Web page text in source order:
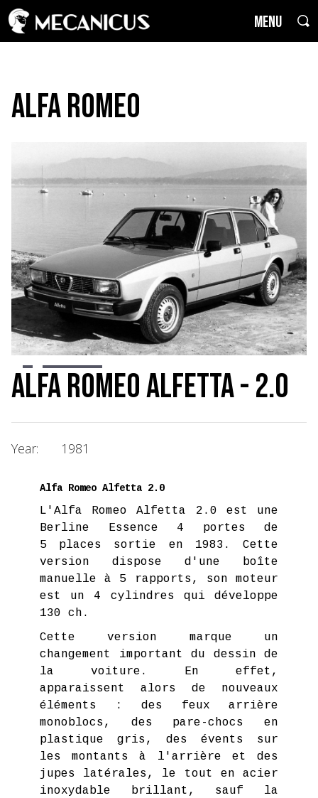
MENU
Alfa Romeo
Alfa Romeo Alfetta - 2.0
Year: 1981
Alfa Romeo Alfetta 2.0
L'Alfa Romeo Alfetta 2.0 est une
Berline Essence 4 portes de
5 places sortie en 1983. Cette
version dispose d'une boîte
manuelle à 5 rapports, son moteur
est un 4 cylindres qui développe
130 ch.
Cette version marque un
changement important du dessin de
la voiture. En effet,
apparaissent alors de nouveaux
éléments : des feux arrière
monoblocs, des pare-chocs en
plastique gris, des évents sur
les montants à l'arrière et des
jupes latérales, le tout en acier
inoxydable brillant, sauf la